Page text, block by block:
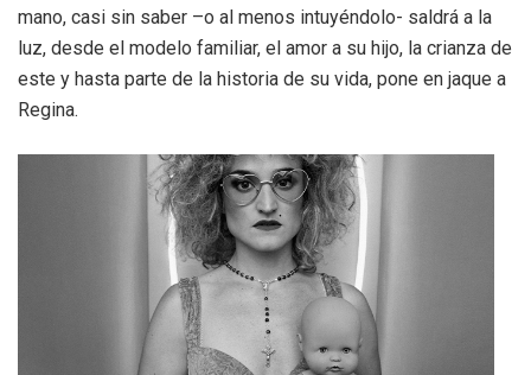
mano, casi sin saber –o al menos intuyéndolo- saldrá a la
luz, desde el modelo familiar, el amor a su hijo, la crianza de
este y hasta parte de la historia de su vida, pone en jaque a
Regina.